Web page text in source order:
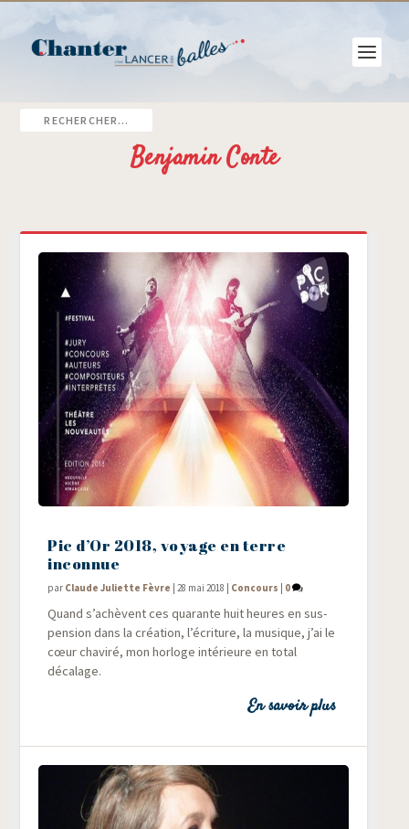
Benjamin Conte
Pic d’Or 2018, voyage en terre
inconnue
par Claude Juliette Fèvre |28 mai 2018 | Concours | 0
Quand s’achèvent ces qua­rante huit heures en sus­
pen­sion dans la créa­tion, l’écriture, la musique, j’ai le
cœur cha­vi­ré, mon hor­loge inté­rieure en total
décalage.
En savoir plus